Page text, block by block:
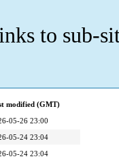
to sub-
modified (GMT)
05-26 23:00
05-24 23:04
05-24 23:04